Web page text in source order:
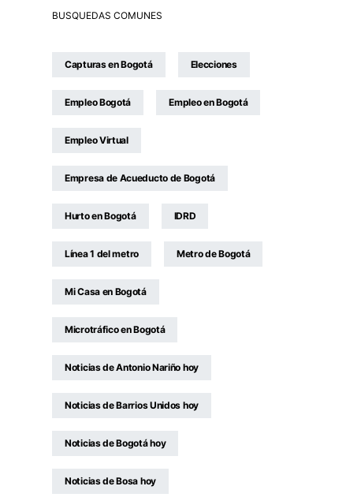
BUSQUEDAS COMUNES
Capturas en Bogotá Elecciones
Empleo Bogotá Empleo en Bogotá
Empleo Virtual
Empresa de Acueducto de Bogotá
Hurto en Bogotá IDRD
Línea 1 del metro Metro de Bogotá
Mi Casa en Bogotá
Microtráfico en Bogotá
Noticias de Antonio Nariño hoy
Noticias de Barrios Unidos hoy
Noticias de Bogotá hoy
Noticias de Bosa hoy